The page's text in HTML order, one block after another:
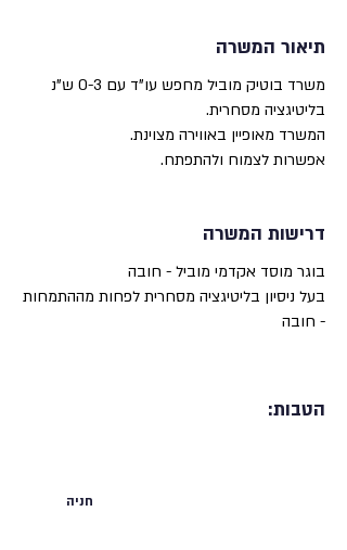
תיאור המשרה
משרד בוטיק מוביל מחפש עו"ד עם 0-3 ש"נ
בליטיגציה מסחרית.
המשרד מאופיין באווירה מצוינת.
אפשרות לצמוח ולהתפתח.
דרישות המשרה
בוגר מוסד אקדמי מוביל - חובה
בעל ניסיון בליטיגציה מסחרית לפחות מההתמחות
- חובה
הטבות:
חניה